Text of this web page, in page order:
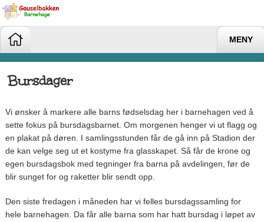
MENY
Bursdager
Vi ønsker å markere alle barns fødselsdag her i barnehagen ved å
sette fokus på bursdagsbarnet. Om morgenen henger vi ut flagg og
en plakat på døren. I samlingsstunden får de gå inn på Stadion der
de kan velge seg ut et kostyme fra glasskapet. Så får de krone og
egen bursdagsbok med tegninger fra barna på avdelingen, før de
blir sunget for og raketter blir sendt opp.
Den siste fredagen i måneden har vi felles bursdagssamling for
hele barnehagen. Da får alle barna som har hatt bursdag i løpet av